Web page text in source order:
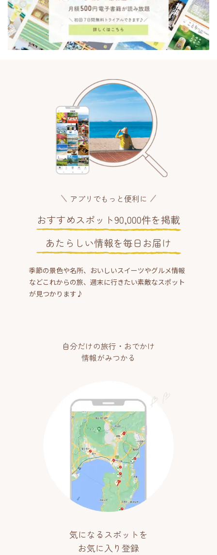
アプリでもっと便利に
おすすめスポット90,000件を掲載
あたらしい情報を毎日お届け
季節の景色や名所、おいしいスイーツやグルメ情報
などこれからの旅、週末に行きたい素敵なスポット
が見つかります♪
自分だけの旅行・おでかけ
情報がみつかる
気になるスポットを
お気に入り登録